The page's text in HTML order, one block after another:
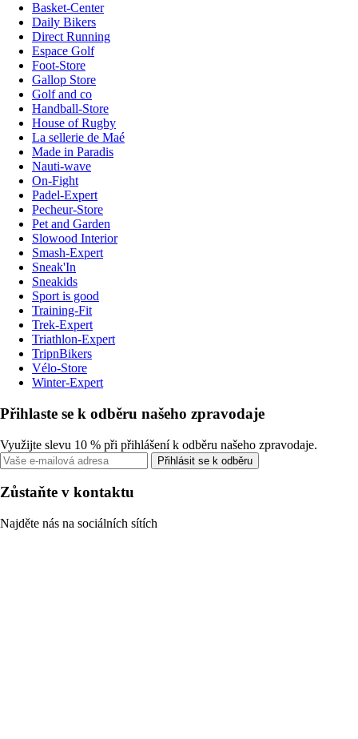
Basket-Center
Daily Bikers
Direct Running
Espace Golf
Foot-Store
Gallop Store
Golf and co
Handball-Store
House of Rugby
La sellerie de Maé
Made in Paradis
Nauti-wave
On-Fight
Padel-Expert
Pecheur-Store
Pet and Garden
Slowood Interior
Smash-Expert
Sneak'In
Sneakids
Sport is good
Training-Fit
Trek-Expert
Triathlon-Expert
TripnBikers
Vélo-Store
Winter-Expert
Přihlaste se k odběru našeho zpravodaje
Využijte slevu 10 % při přihlášení k odběru našeho zpravodaje.
Přihlásit se k odběru
Zůstaňte v kontaktu
Najděte nás na sociálních sítích